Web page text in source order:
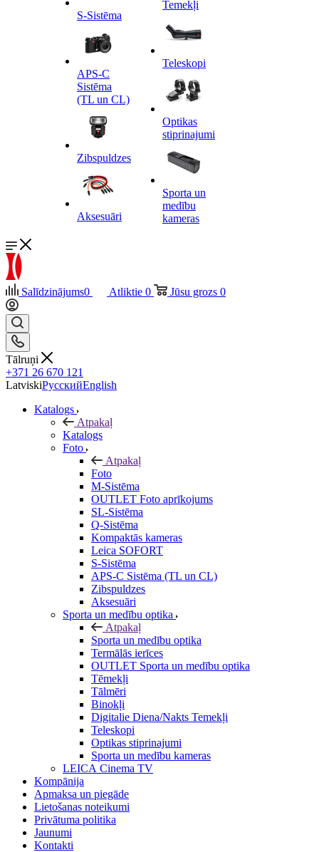
S-Sistēma
APS-C
Sistēma
(TL un CL)
Zibspuldzes
Aksesuāri
Temekļi
Teleskopi
Optikas
stiprinajumi
Sporta un
medību
kameras
Salīdzinājums0 Atliktie 0 Jūsu grozs 0
Tālruņi
+371 26 670 121
LatviskiРусскийEnglish
Katalogs
Atpakaļ
Katalogs
Foto
Atpakaļ
Foto
M-Sistēma
OUTLET Foto aprīkojums
SL-Sistēma
Q-Sistēma
Kompaktās kameras
Leica SOFORT
S-Sistēma
APS-C Sistēma (TL un CL)
Zibspuldzes
Aksesuāri
Sporta un medību optika
Atpakaļ
Sporta un medību optika
Termālās ierīces
OUTLET Sporta un medību optika
Tēmekļi
Tālmēri
Binokļi
Digitalie Diena/Nakts Temekļi
Teleskopi
Optikas stiprinajumi
Sporta un medību kameras
LEICA Cinema TV
Kompānija
Apmaksa un piegāde
Lietošanas noteikumi
Privātuma politika
Jaunumi
Kontakti